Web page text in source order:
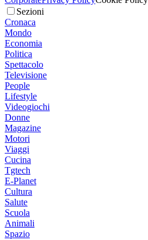
Sezioni
Cronaca
Mondo
Economia
Politica
Spettacolo
Televisione
People
Lifestyle
Videogiochi
Donne
Magazine
Motori
Viaggi
Cucina
Tgtech
E-Planet
Cultura
Salute
Scuola
Animali
Spazio